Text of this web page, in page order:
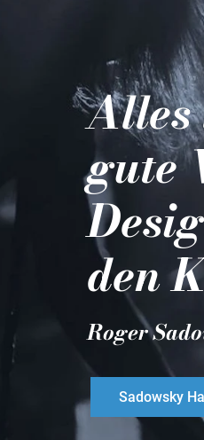
gute
den
Roger
Sadowsky